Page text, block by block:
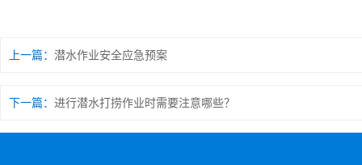
上一篇： 潜水作业安全应急预案
下一篇： 进行潜水打捞作业时需要注意哪些？